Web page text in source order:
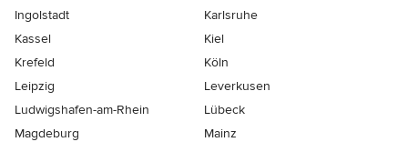
Ingolstadt
Karlsruhe
Kassel
Kiel
Krefeld
Köln
Leipzig
Leverkusen
Ludwigshafen-am-Rhein
Lübeck
Magdeburg
Mainz